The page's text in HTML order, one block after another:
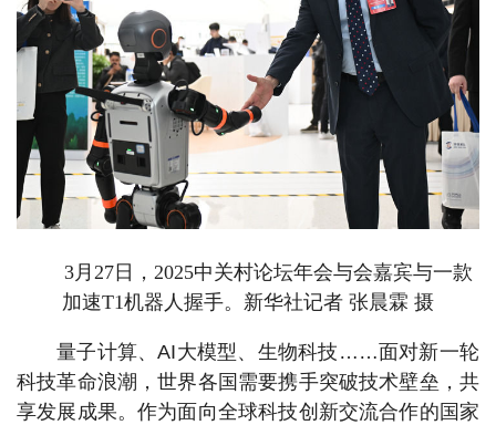
3月27日，2025中关村论坛年会与会嘉宾与一款
加速T1机器人握手。新华社记者 张晨霖 摄
量子计算、AI大模型、生物科技……面对新一轮
科技革命浪潮，世界各国需要携手突破技术壁垒，共
享发展成果。作为面向全球科技创新交流合作的国家